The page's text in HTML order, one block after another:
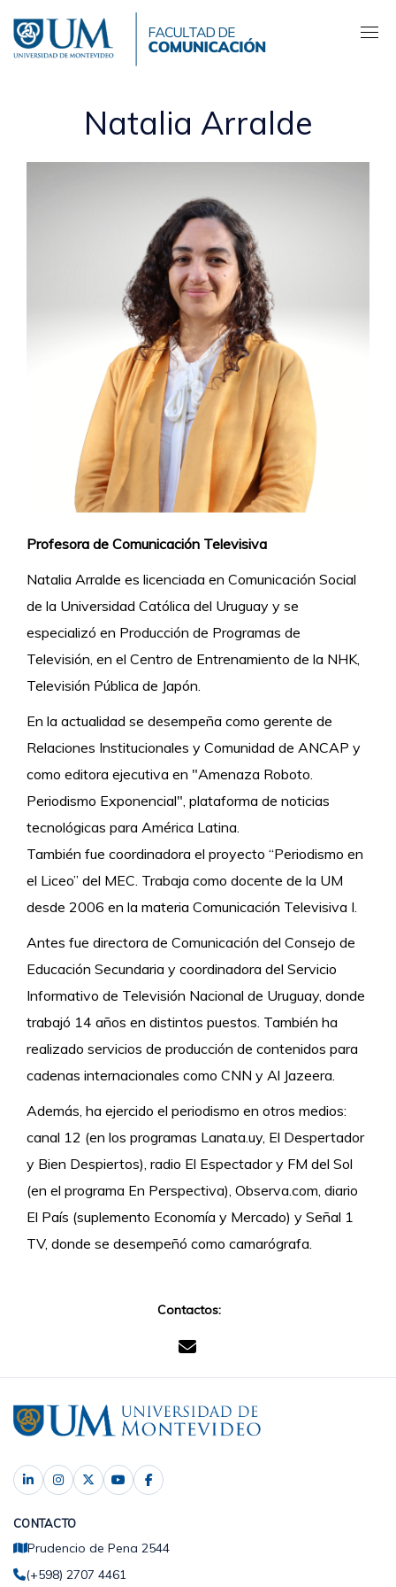
contenido
principal
Natalia Arralde
Profesora de Comunicación Televisiva
Natalia Arralde es licenciada en Comunicación Social
de la Universidad Católica del Uruguay y se
especializó en Producción de Programas de
Televisión, en el Centro de Entrenamiento de la NHK,
Televisión Pública de Japón.
En la actualidad se desempeña como gerente de
Relaciones Institucionales y Comunidad de ANCAP y
como editora ejecutiva en "Amenaza Roboto.
Periodismo Exponencial", plataforma de noticias
tecnológicas para América Latina.
También fue coordinadora el proyecto “Periodismo en
el Liceo” del MEC. Trabaja como docente de la UM
desde 2006 en la materia Comunicación Televisiva I.
Antes fue directora de Comunicación del Consejo de
Educación Secundaria y coordinadora del Servicio
Informativo de Televisión Nacional de Uruguay, donde
trabajó 14 años en distintos puestos. También ha
realizado servicios de producción de contenidos para
cadenas internacionales como CNN y Al Jazeera.
Además, ha ejercido el periodismo en otros medios:
canal 12 (en los programas Lanata.uy, El Despertador
y Bien Despiertos), radio El Espectador y FM del Sol
(en el programa En Perspectiva), Observa.com, diario
El País (suplemento Economía y Mercado) y Señal 1
TV, donde se desempeñó como camarógrafa.
Contactos:
CONTACTO
Prudencio de Pena 2544
(+598) 2707 4461